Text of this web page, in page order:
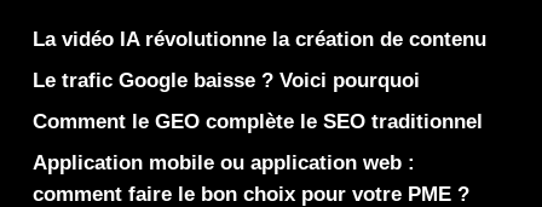
La vidéo IA révolutionne la création de contenu
Le trafic Google baisse ? Voici pourquoi
Comment le GEO complète le SEO traditionnel
Application mobile ou application web :
comment faire le bon choix pour votre PME ?